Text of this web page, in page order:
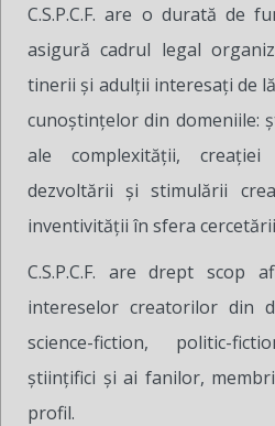
C.S.P.C.F. are o durată de
asigură cadrul legal
tinerii şi adulţii interesaţi de
cunoştinţelor din domeniile:
ale complexităţii,
dezvoltării şi stimulării
inventivităţii în sfera
C.S.P.C.F. are drept scop
intereselor creatorilor din
science-fiction, politic-
ştiinţifici şi ai fanilor,
profil.